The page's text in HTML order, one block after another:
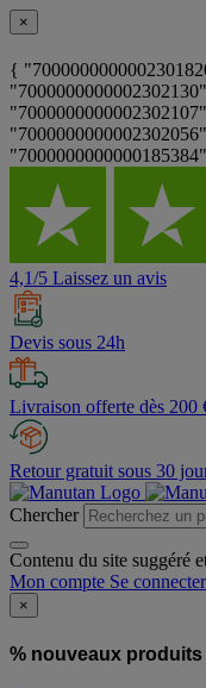
×
{
4,1/5 Laissez un avis
Devis sous 24h
Livraison offerte dès 200
Retour gratuit sous 30
Chercher
Contenu du site suggéré
Mon compte Se connecter
×
% nouveaux produits